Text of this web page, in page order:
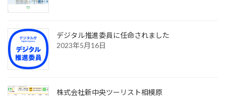
デジタル推進委員に任命されました
2023年5月16日
株式会社新中央ツーリスト相模原